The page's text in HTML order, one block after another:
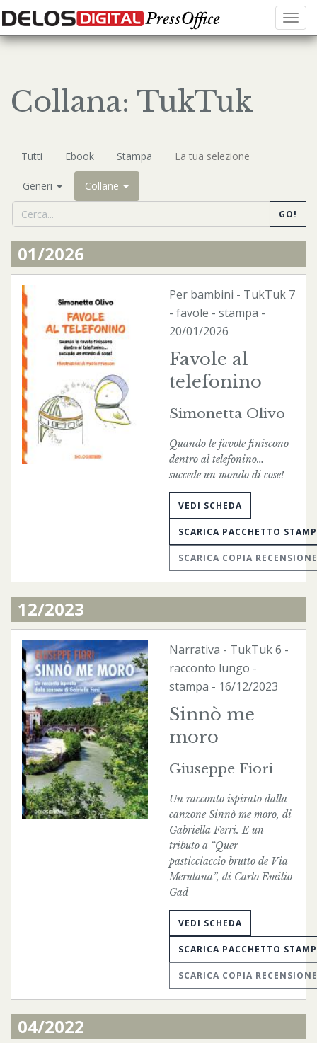
Menu
Collana: TukTuk
Tutti Ebook Stampa La tua selezione
Generi Collane
GO!
01/2026
Per bambini - TukTuk 7
- favole - stampa -
20/01/2026
Favole al
telefonino
Simonetta Olivo
Quando le favole finiscono
dentro al telefonino…
succede un mondo di cose!
VEDI SCHEDA
SCARICA PACCHETTO
SCARICA COPIA RECENSIONE
12/2023
Narrativa - TukTuk6 -
racconto lungo -
stampa - 16/12/2023
Sinnò me
moro
Giuseppe Fiori
Un racconto ispirato dalla
canzone Sinnò me moro, di
Gabriella Ferri. E un
tributo a “Quer
pasticciaccio brutto de Via
Merulana”, di Carlo Emilio
Gad
VEDI SCHEDA
SCARICA PACCHETTO
SCARICA COPIA RECENSIONE
04/2022